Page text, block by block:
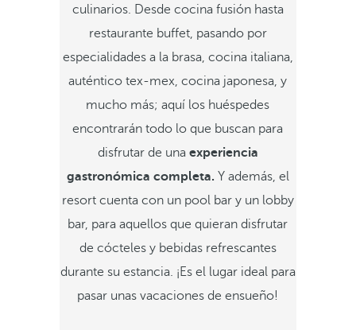
culinarios. Desde cocina fusión hasta
restaurante buffet, pasando por
especialidades a la brasa, cocina italiana,
auténtico tex-mex, cocina japonesa, y
mucho más; aquí los huéspedes
encontrarán todo lo que buscan para
disfrutar de una experiencia
gastronómica completa. Y además, el
resort cuenta con un pool bar y un lobby
bar, para aquellos que quieran disfrutar
de cócteles y bebidas refrescantes
durante su estancia. ¡Es el lugar ideal para
pasar unas vacaciones de ensueño!